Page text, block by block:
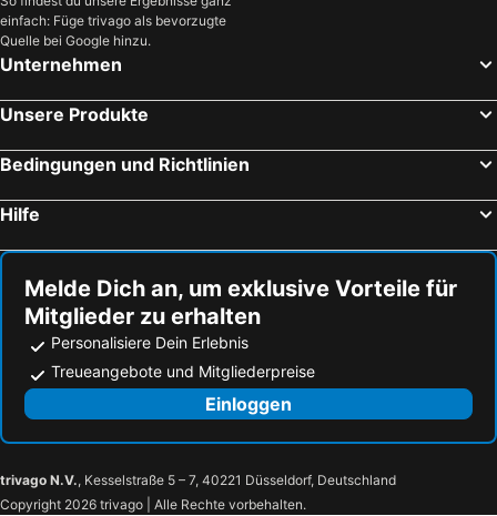
Fritsch am Berg
JUFA Hotel Laterns
Sternen Hotel Wolfurt
Bödele Alpenhotel
Krone Hard - self check-in
Hotel Restaurant Mohren
Da Yang
Hotel Hoher Freschen
Hotel Gasthof Lamm
Hotel Krone
Pension Seeblick
Brauereigasthof Reiner
Hotel Johann
Hotel Cafe Lorenz
Hotel Bischof
Hotel Linde-Sinohaus
Hotel Café Schatz
Motel Hohenems
Hotel am Garnmarkt
Hotel Alpenrose Ebnit
Bildungshaus Arbogast
BAR10ZIMMER
einfach: Füge trivago als bevorzugte
Quelle bei Google hinzu.
Unternehmen
Unsere Produkte
Bedingungen und Richtlinien
Hilfe
Melde Dich an, um exklusive Vorteile für
Mitglieder zu erhalten
Personalisiere Dein Erlebnis
Treueangebote und Mitgliederpreise
Einloggen
trivago N.V., Kesselstraße 5 – 7, 40221 Düsseldorf, Deutschland
Copyright 2026 trivago | Alle Rechte vorbehalten.